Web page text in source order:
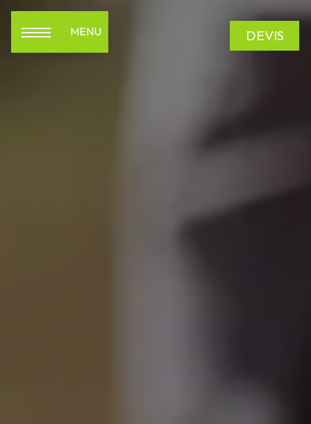
MENU DEVIS